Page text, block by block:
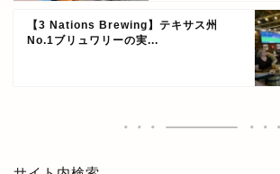
【3 Nations Brewing】テキサス州
No.1ブリュワリーの実...